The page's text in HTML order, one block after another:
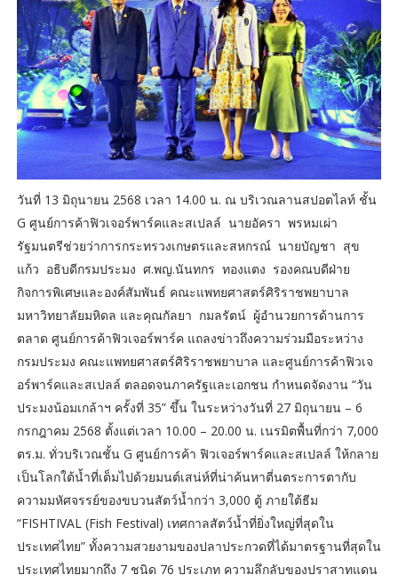
วันที่ 13 มิถุนายน 2568 เวลา 14.00 น. ณ บริเวณลานสปอตไลท์ ชั้น
G ศูนย์การค้าฟิวเจอร์พาร์คและสเปลล์ นายอัครา พรหมเผ่า
รัฐมนตรีช่วยว่าการกระทรวงเกษตรและสหกรณ์ นายบัญชา สุข
แก้ว อธิบดีกรมประมง ศ.พญ.นันทกร ทองแตง รองคณบดีฝ่าย
กิจการพิเศษและองค์สัมพันธ์ คณะแพทยศาสตร์ศิริราชพยาบาล
มหาวิทยาลัยมหิดล และคุณกัลยา กมลรัตน์ ผู้อำนวยการด้านการ
ตลาด ศูนย์การค้าฟิวเจอร์พาร์ค แถลงข่าวถึงความร่วมมือระหว่าง
กรมประมง คณะแพทยศาสตร์ศิริราชพยาบาล และศูนย์การค้าฟิวเจ
อร์พาร์คและสเปลล์ ตลอดจนภาครัฐและเอกชน กำหนดจัดงาน “วัน
ประมงน้อมเกล้าฯ ครั้งที่ 35” ขึ้น ในระหว่างวันที่ 27 มิถุนายน – 6
กรกฎาคม 2568 ตั้งแต่เวลา 10.00 – 20.00 น. เนรมิตพื้นที่กว่า 7,000
ตร.ม. ทั่วบริเวณชั้น G ศูนย์การค้า ฟิวเจอร์พาร์คและสเปลล์ ให้กลาย
เป็นโลกใต้น้ำที่เต็มไปด้วยมนต์เสน่ห์ที่น่าค้นหาตี่นตระการตากับ
ความมหัศจรรย์ของขบวนสัตว์น้ำกว่า 3,000 ตู้ ภายใต้ธีม
“FISHTIVAL (Fish Festival) เทศกาลสัตว์น้ำที่ยิ่งใหญ่ที่สุดใน
ประเทศไทย” ทั้งความสวยงามของปลาประกวดที่ได้มาตรฐานที่สุดใน
ประเทศไทยมากถึง 7 ชนิด 76 ประเภท ความลึกลับของปราสาทแดน